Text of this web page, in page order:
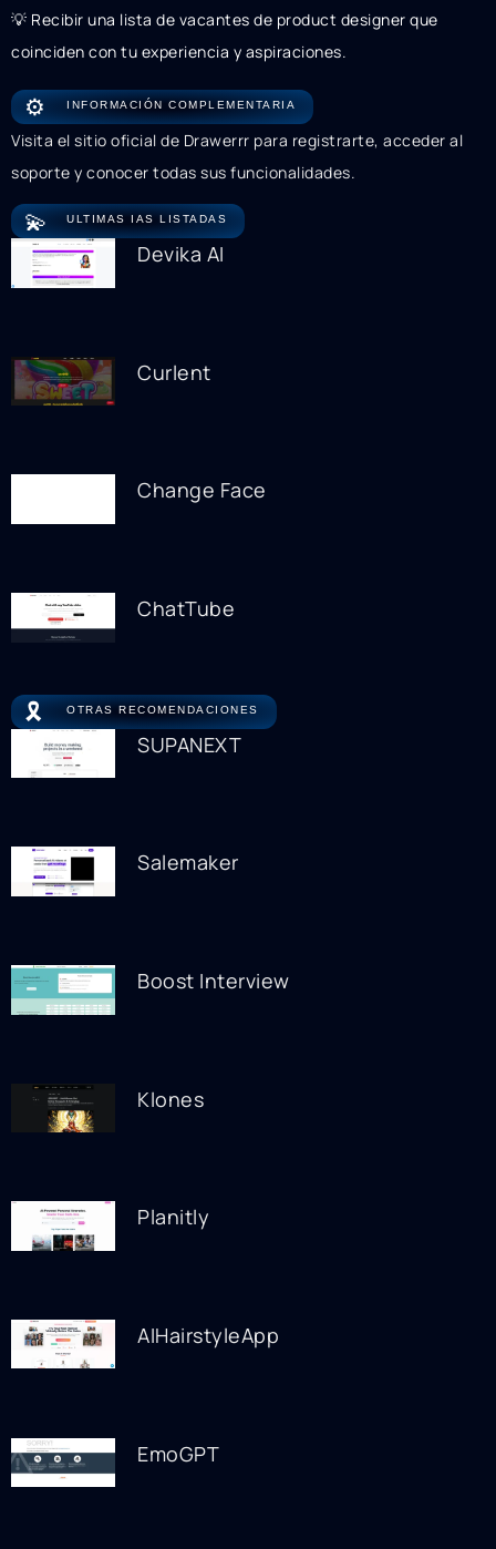
💡 Recibir una lista de vacantes de product designer que
coinciden con tu experiencia y aspiraciones.
⚙️ INFORMACIÓN COMPLEMENTARIA
Visita el sitio oficial de Drawerrr para registrarte, acceder al
soporte y conocer todas sus funcionalidades.
💫 ULTIMAS IAS LISTADAS
Devika AI
Curlent
Change Face
ChatTube
🎗️ OTRAS RECOMENDACIONES
SUPANEXT
Salemaker
Boost Interview
Klones
Planitly
AIHairstyleApp
EmoGPT